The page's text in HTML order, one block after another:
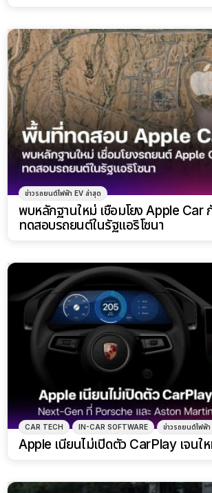
ข่าวรถยนต์ไฟฟ้า EV ล่าสุด
พบหลักฐานใหม่ เชื่อมโยง Apple Car
ทดสอบรถยนต์ในรัฐแอริโซนา
CAR TECH IN-CAR SOFTWARE ข่าวรถยนต์ไฟฟ้า
Apple เนียนไม่เปิดตัว CarPlay เจนใ